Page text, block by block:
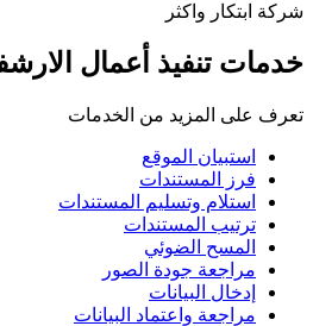
شركة ابتكار واكثر
خدمات تنفيذ أعمال
تعرف على المزيد من الخدمات
استبيان الموقع
فرز المستندات
استلام وتسليم المستندات
ترتيب المستندات
المسح الضوئي
مراجعة جودة الصور
إدخال البيانات
مراجعة واعتماد البيانات